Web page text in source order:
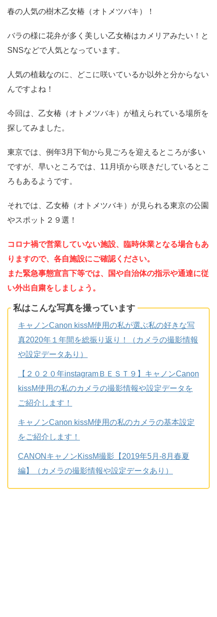
春の人気の樹木乙女椿（オトメツバキ）！
バラの様に花弁が多く美しい乙女椿はカメリアみたい！と
SNSなどで人気となっています。
人気の植栽なのに、どこに咲いているか以外と分からない
んですよね！
今回は、乙女椿（オトメツバキ）が植えられている場所を
探してみました。
東京では、例年3月下旬から見ごろを迎えるところが多い
ですが、早いところでは、11月頃から咲きだしているとこ
ろもあるようです。
それでは、乙女椿（オトメツバキ）が見られる東京の公園
やスポット２９選！
コロナ禍で営業していない施設、臨時休業となる場合もあ
りますので、各自施設にご確認ください。
また緊急事態宣言下等では、国や自治体の指示や通達に従
い外出自粛をしましょ う。
私はこんな写真を撮っています
キャノンCanon kissM使用の私が選ぶ私の好きな写
真2020年１年間を総振り返り！（カメラの撮影情報
や設定データあり）
【２０２０年instagramＢＥＳＴ９】キャノンCanon
kissM使用の私のカメラの撮影情報や設定データを
ご紹介します！
キャノンCanon kissM使用の私のカメラの基本設定
をご紹介します！
CANONキャノンKissM撮影【2019年5月-8月春夏
編】（カメラの撮影情報や設定データあり）